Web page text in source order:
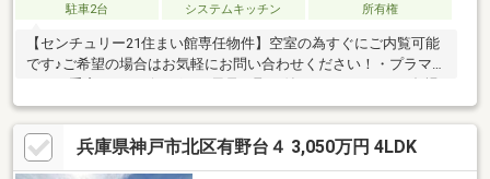
駐車2台
システムキッチン 所有権
【センチュリー21住まい館専任物件】空室の為すぐにご内覧可能
です♪ご希望の場合はお気軽にお問い合わせください！・プラマー
も暖かいです・駐車2台可能・リフォーム履歴あり・ハウスクリー
ニング実施済み・家族がゆったりくつろげる広々LDK・売主様が
丁寧にお住まいだったため、室内・外ともに大変きれいな状態で
す
兵庫県神戸市北区有野台４ 3,050万円 4LDK